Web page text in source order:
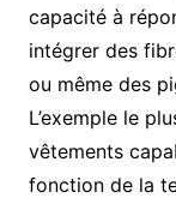
capacité à
intégrer des
ou même des
L’exemple le
vêtements
fonction de la